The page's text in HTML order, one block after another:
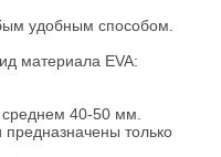
удобным способом.
материала EVA:
среднем 40-50 мм.
предназначены только